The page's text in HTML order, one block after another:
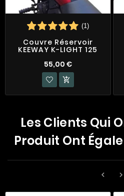
(1)
Couvre Réservoir
KEEWAY K-LIGHT 125
55,00 €

Les Clients Qui
Produit Ont
 